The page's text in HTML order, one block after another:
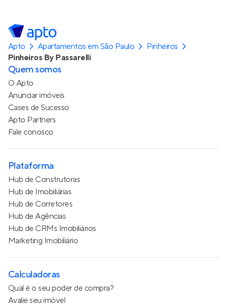
Apto Apartamentos em São Paulo
Pinheiros
Pinheiros By Passarelli
Quem somos
O Apto
Anunciar imóveis
Cases de Sucesso
Apto Partners
Fale conosco
Plataforma
Hub de Construtoras
Hub de Imobiliárias
Hub de Corretores
Hub de Agências
Hub de CRMs Imobiliários
Marketing Imobiliário
Calculadoras
Qual é o seu poder de compra?
Avalie seu imóvel